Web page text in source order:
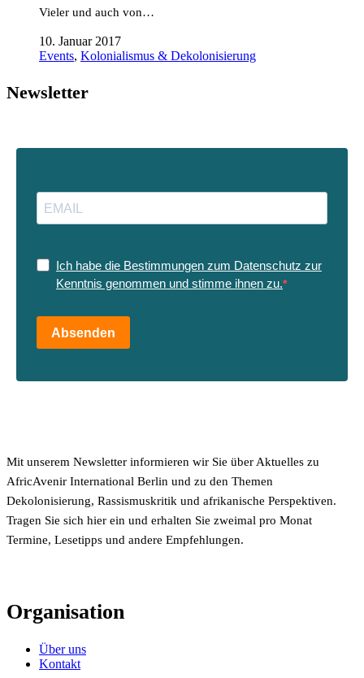
Vieler und auch von…
10. Januar 2017
Events, Kolonialismus & Dekolonisierung
Newsletter
Ich habe die Bestimmungen zum Datenschutz zur
Kenntnis genommen und stimme ihnen zu.
Absenden
Mit unserem Newsletter informieren wir Sie über Aktuelles zu
AfricAvenir International Berlin und zu den Themen
Dekolonisierung, Rassismuskritik und afrikanische Perspektiven.
Tragen Sie sich hier ein und erhalten Sie zweimal pro Monat
Termine, Lesetipps und andere Empfehlungen.
Organisation
Über uns
Kontakt